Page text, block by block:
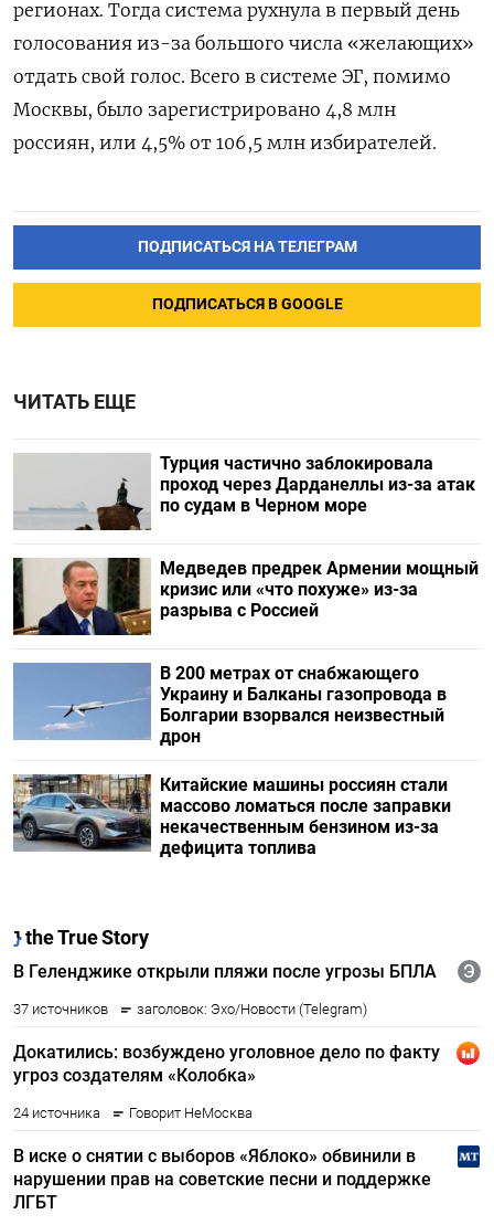
регионах. Тогда система рухнула в первый день
голосования из-за большого числа «желающих»
отдать свой голос. Всего в системе ЭГ, помимо
Москвы, было зарегистрировано 4,8 млн
россиян, или 4,5% от 106,5 млн избирателей.
ПОДПИСАТЬСЯ НА ТЕЛЕГРАМ
ПОДПИСАТЬСЯ В GOOGLE
ЧИТАТЬ ЕЩЕ
Турция частично заблокировала
проход через Дарданеллы из-за атак
по судам в Черном море
Медведев предрек Армении мощный
кризис или «что похуже» из-за
разрыва с Россией
В 200 метрах от снабжающего
Украину и Балканы газопровода в
Болгарии взорвался неизвестный
дрон
Китайские машины россиян стали
массово ломаться после заправки
некачественным бензином из-за
дефицита топлива